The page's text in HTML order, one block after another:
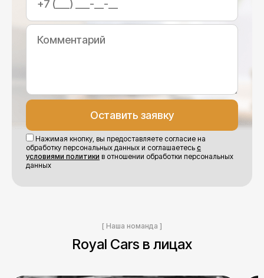
Нажимая кнопку, вы предоставляете согласие на
обработку персональных данных и соглашаетесь с
условиями политики в отношении обработки персональных
данных
[ Наша номанда ]
Royal Cars в лицах